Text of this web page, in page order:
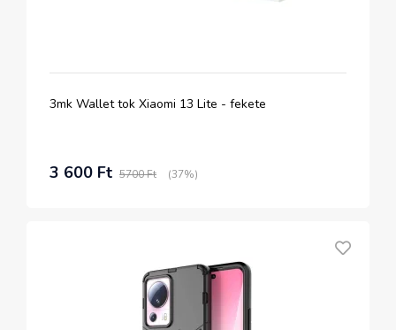
3mk Wallet tok Xiaomi 13 Lite - fekete
3 600 Ft 5700 Ft (37%)